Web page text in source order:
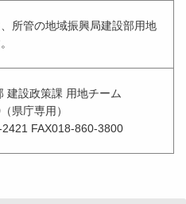
所管の地域振興局建設部用地
建設政策課 用地チーム
県庁専用）
FAX018-860-3800